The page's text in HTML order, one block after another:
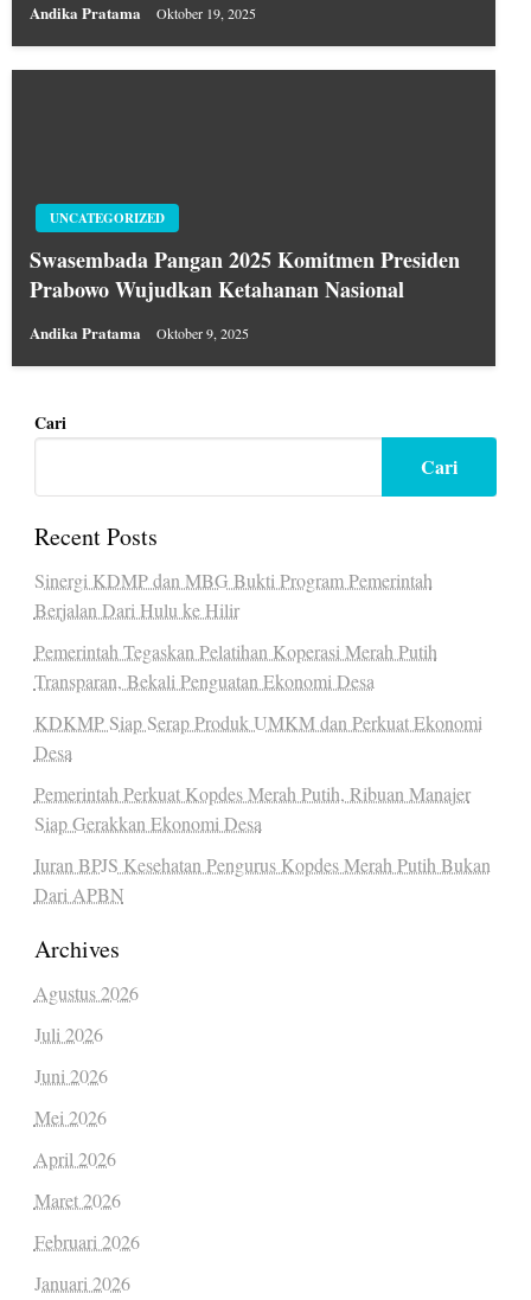
Andika Pratama Oktober 19, 2025
UNCATEGORIZED
Swasembada Pangan 2025 Komitmen Presiden
Prabowo Wujudkan Ketahanan Nasional
Andika Pratama Oktober 9, 2025
Cari
Cari
Recent Posts
Sinergi KDMP dan MBG Bukti Program Pemerintah
Berjalan Dari Hulu ke Hilir
Pemerintah Tegaskan Pelatihan Koperasi Merah Putih
Transparan, Bekali Penguatan Ekonomi Desa
KDKMP Siap Serap Produk UMKM dan Perkuat Ekonomi
Desa
Pemerintah Perkuat Kopdes Merah Putih, Ribuan Manajer
Siap Gerakkan Ekonomi Desa
Iuran BPJS Kesehatan Pengurus Kopdes Merah Putih Bukan
Dari APBN
Archives
Agustus 2026
Juli 2026
Juni 2026
Mei 2026
April 2026
Maret 2026
Februari 2026
Januari 2026